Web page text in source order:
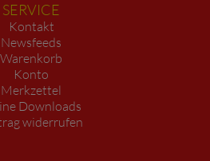
SERVICE
Kontakt
Newsfeeds
Warenkorb
Konto
Merkzettel
Downloads
widerrufen